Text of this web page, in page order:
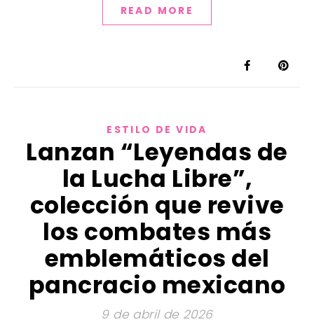
READ MORE
ESTILO DE VIDA
Lanzan “Leyendas de
la Lucha Libre”,
colección que revive
los combates más
emblemáticos del
pancracio mexicano
9 de abril de 2026